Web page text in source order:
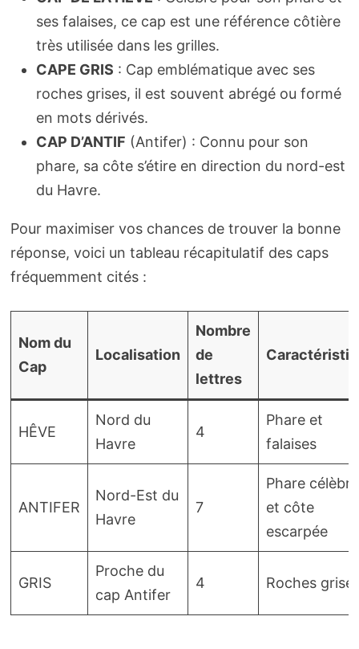
ses falaises, ce cap est une référence côtière
très utilisée dans les grilles.
CAPE GRIS : Cap emblématique avec ses
roches grises, il est souvent abrégé ou formé
en mots dérivés.
CAP D’ANTIF (Antifer) : Connu pour son
phare, sa côte s’étire en direction du nord-est
du Havre.
Pour maximiser vos chances de trouver la bonne
réponse, voici un tableau récapitulatif des caps
fréquemment cités :
Nom du
Cap
Localisation
Nombre
de
lettres
HÊVE
Nord du
Havre
4
Phare et
falaises
ANTIFER
Nord-Est du
Havre
7
Phare célèbre
et côte
escarpée
GRIS
Proche du
cap Antifer
4 Roches